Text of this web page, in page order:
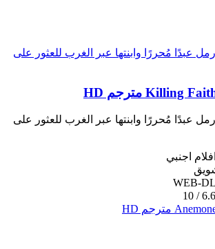
عبدًا مُحررًا وابنتها عبر الغرب للعثور على
عبدًا مُحررًا وابنتها عبر الغرب للعثور على
افلام اجنبي
WEB-DL
6.6 / 10